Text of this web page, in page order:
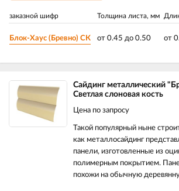
заказной шифр Толщина листа, мм
Блок-Хаус (Бревно) СК от 0.45 до 0.50 от
Сайдинг металлический
Светлая слоновая кость
Цена по запросу
Такой популярный ныне
как металлосайдинг
панели, изготовленные из
полимерным покрытием.
похожи на обычную